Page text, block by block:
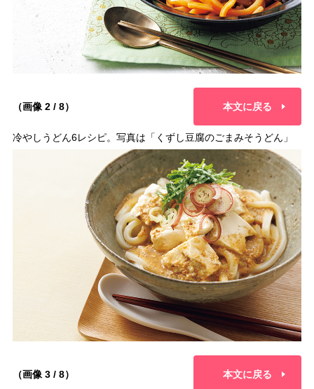
（画像 2 / 8） 本文に戻る
冷やしうどん6レシピ。写真は「くずし豆腐のごまみそうどん」
（画像 3 / 8） 本文に戻る